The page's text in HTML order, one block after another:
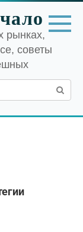
рынках,
советы